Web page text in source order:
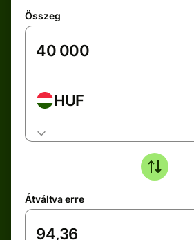
Összeg
HUF
Átváltva erre